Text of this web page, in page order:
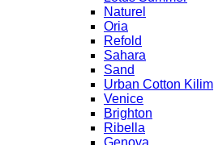
Naturel
Oria
Refold
Sahara
Sand
Urban Cotton Kilim
Venice
Brighton
Ribella
Genova